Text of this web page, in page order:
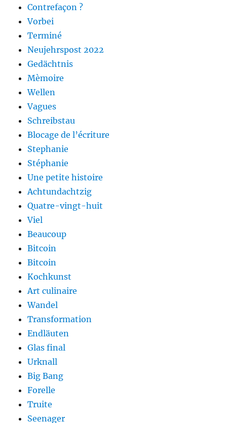
Contrefaçon ?
Vorbei
Terminé
Neujehrspost 2022
Gedächtnis
Mèmoire
Wellen
Vagues
Schreibstau
Blocage de l’écriture
Stephanie
Stéphanie
Une petite histoire
Achtundachtzig
Quatre-vingt-huit
Viel
Beaucoup
Bitcoin
Bitcoin
Kochkunst
Art culinaire
Wandel
Transformation
Endläuten
Glas final
Urknall
Big Bang
Forelle
Truite
Seenager